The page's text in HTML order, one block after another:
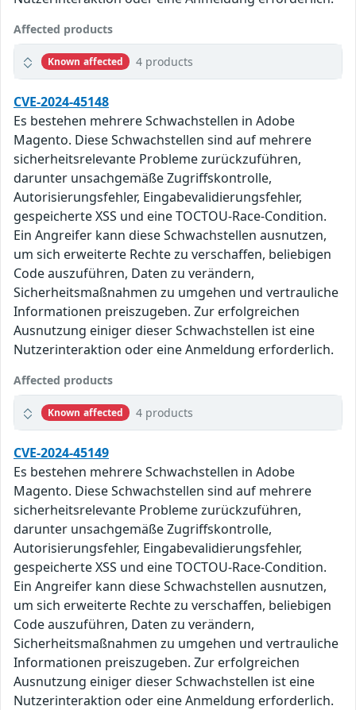
Affected products
Known affected 4 products
CVE-2024-45148
Es bestehen mehrere Schwachstellen in Adobe
Magento. Diese Schwachstellen sind auf mehrere
sicherheitsrelevante Probleme zurückzuführen,
darunter unsachgemäße Zugriffskontrolle,
Autorisierungsfehler, Eingabevalidierungsfehler,
gespeicherte XSS und eine TOCTOU-Race-Condition.
Ein Angreifer kann diese Schwachstellen ausnutzen,
um sich erweiterte Rechte zu verschaffen, beliebigen
Code auszuführen, Daten zu verändern,
Sicherheitsmaßnahmen zu umgehen und vertrauliche
Informationen preiszugeben. Zur erfolgreichen
Ausnutzung einiger dieser Schwachstellen ist eine
Nutzerinteraktion oder eine Anmeldung erforderlich.
Affected products
Known affected 4 products
CVE-2024-45149
Es bestehen mehrere Schwachstellen in Adobe
Magento. Diese Schwachstellen sind auf mehrere
sicherheitsrelevante Probleme zurückzuführen,
darunter unsachgemäße Zugriffskontrolle,
Autorisierungsfehler, Eingabevalidierungsfehler,
gespeicherte XSS und eine TOCTOU-Race-Condition.
Ein Angreifer kann diese Schwachstellen ausnutzen,
um sich erweiterte Rechte zu verschaffen, beliebigen
Code auszuführen, Daten zu verändern,
Sicherheitsmaßnahmen zu umgehen und vertrauliche
Informationen preiszugeben. Zur erfolgreichen
Ausnutzung einiger dieser Schwachstellen ist eine
Nutzerinteraktion oder eine Anmeldung erforderlich.